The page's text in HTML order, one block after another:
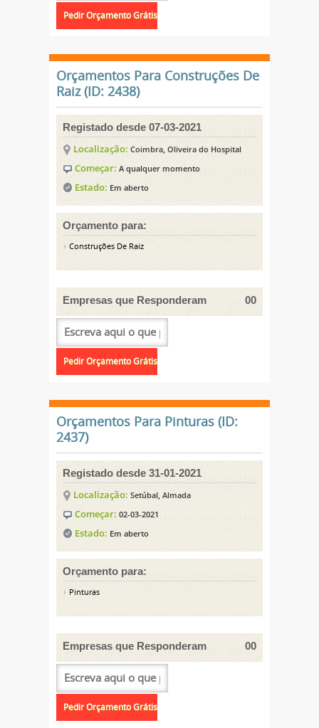
Orçamentos Para Construções De
Raiz (ID: 2438)
Registado desde 07-03-2021
Localização: Coimbra, Oliveira do Hospital
Começar: A qualquer momento
Estado: Em aberto
Orçamento para:
Construções De Raiz
Empresas que Responderam 00
Orçamentos Para Pinturas (ID:
2437)
Registado desde 31-01-2021
Localização: Setúbal, Almada
Começar: 02-03-2021
Estado: Em aberto
Orçamento para:
Pinturas
Empresas que Responderam 00